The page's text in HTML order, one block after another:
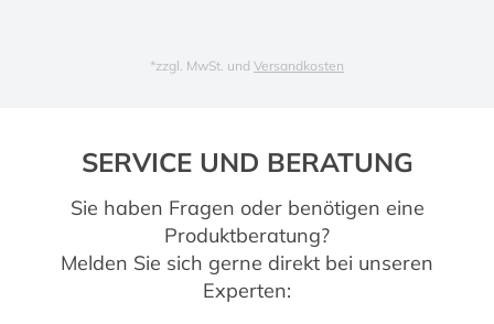
*zzgl. MwSt. und Versandkosten
SERVICE UND BERATUNG
Sie haben Fragen oder benötigen eine
Produktberatung?
Melden Sie sich gerne direkt bei unseren
Experten: